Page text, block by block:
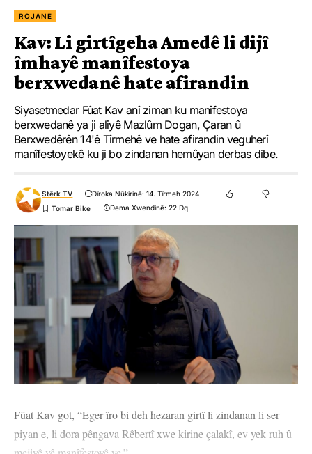
ROJANE
Kav: Li girtîgeha Amedê li dijî
îmhayê manîfestoya
berxwedanê hate afirandin
Siyasetmedar Fûat Kav anî ziman ku manîfestoya
berxwedanê ya ji aliyê Mazlûm Dogan, Çaran û
Berxwedêrên 14'ê Tîrmehê ve hate afirandin veguherî
manîfestoyekê ku ji bo zindanan hemûyan derbas dibe.
Stêrk TV
Dîroka Nûkirinê: 14. Tîrmeh 2024
Dema Xwendinê: 22 Dq.
Fûat Kav got, “Eger îro bi deh hezaran girtî li zindanan li ser
piyan e, li dora pêngava Rêbertî xwe kirine çalakî, ev yek ruh û